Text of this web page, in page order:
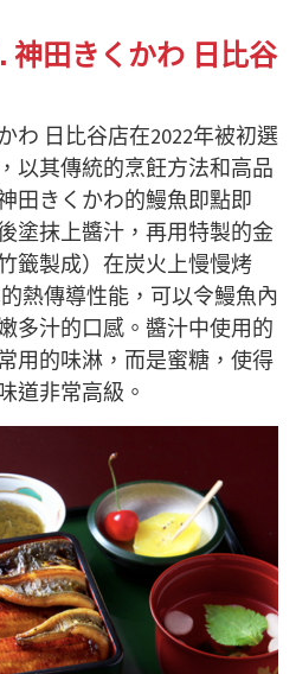
神田きくかわ 日比谷
わ 日比谷店在2022年被初選
以其傳統的烹飪方法和高品
田きくかわ的鰻魚即點即
塗抹上醬汁，再用特製的金
籤製成）在炭火上慢慢烤
熱傳導性能，可以令鰻魚內
多汁的口感。醬汁中使用的
用的味淋，而是蜜糖，使得
道非常高級。